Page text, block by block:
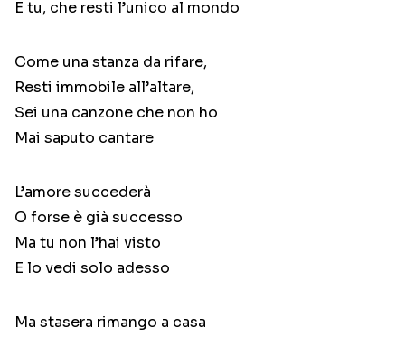
E tu, che resti l’unico al mondo
Come una stanza da rifare,
Resti immobile all’altare,
Sei una canzone che non ho
Mai saputo cantare
L’amore succederà
O forse è già successo
Ma tu non l’hai visto
E lo vedi solo adesso
Ma stasera rimango a casa